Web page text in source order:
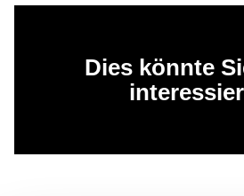
Dies könnte